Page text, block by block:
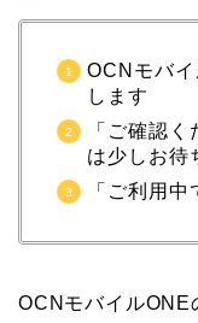
OCNモバ
します
「ご確認
は少しお待
「ご利用
OCNモバイルONE